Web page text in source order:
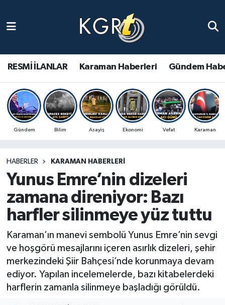
RESMİ İLANLAR Karaman Haberleri Gündem
Gündem Bilim Asayiş Ekonomi Vefat Karaman
HABERLER KARAMAN HABERLERI
Yunus Emre’nin dizeleri
zamana direniyor: Bazı
harfler silinmeye yüz tuttu
Karaman’ın manevi sembolü Yunus Emre’nin sevgi
ve hoşgörü mesajlarını içeren asırlık dizeleri, şehir
merkezindeki Şiir Bahçesi’nde korunmaya devam
ediyor. Yapılan incelemelerde, bazı kitabelerdeki
harflerin zamanla silinmeye başladığı görüldü.
Gündem Haberleri
Güncel Haberler
Spor Haberleri
Ulusal Haberler
Vefat Edenler